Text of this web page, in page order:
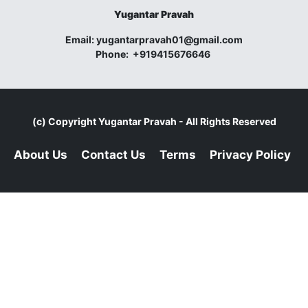
Yugantar Pravah
Email:yugantarpravah01@gmail.com
Phone: +919415676646
(c) CopyrightYugantar Pravah - All Rights Reserved
About Us Contact Us Terms Privacy Policy